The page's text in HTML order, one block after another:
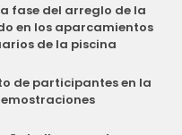
fase del arreglo de la
en los aparcamientos
de la piscina
de participantes en la